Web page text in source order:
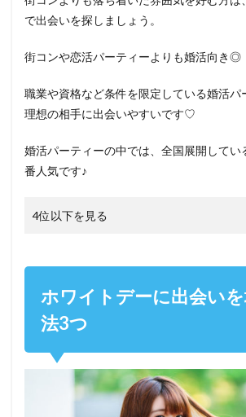
で出会いを探しましょう。
街コンや恋活パーティーよりも婚活向き◎
職業や資格など条件を限定している婚活パ
理想の相手に出会いやすいです♡
婚活パーティーの中では、全国展開してい
番人気です♪
4位以下を見る
ホワイトデーに出会い
法3つ